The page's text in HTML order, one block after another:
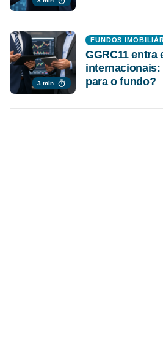
3 min
FUNDOS
GGRC11 entra
para o fundo?